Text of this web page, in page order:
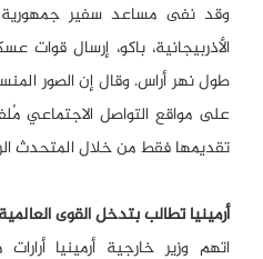
وقد نفى مساعد سفير جمهورية
الأذربيجانية، باكو، إرسال
طول نهر أراس. وقال إن الصور
على مواقع التواصل الاجتماعي
تقديمها فقط من خلال المتحدث
أرمينيا تطالب بتدخل القوى
اتهم وزير خارجية أرمينيا أرارات